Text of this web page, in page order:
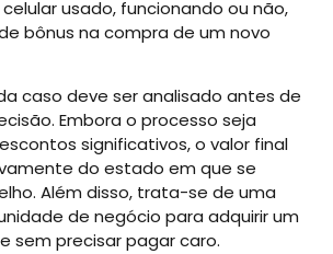
usado, funcionando ou não,
bônus na compra de um novo
caso deve ser analisado antes de
Embora o processo seja
significativos, o valor final
do estado em que se
Além disso, trata-se de uma
de negócio para adquirir um
sem precisar pagar caro.